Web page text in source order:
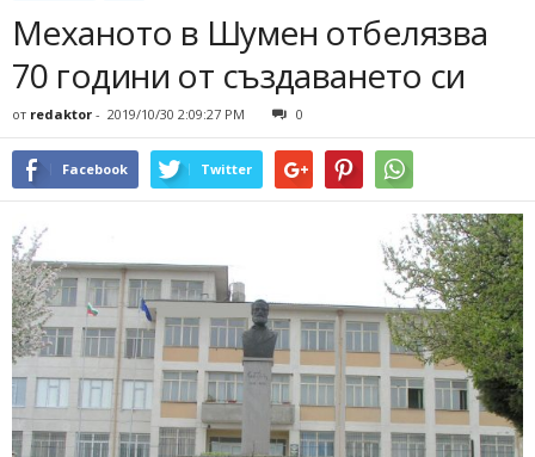
Механото в Шумен отбелязва
70 години от създаването си
от redaktor - 2019/10/30 2:09:27 PM 0
Facebook Twitter